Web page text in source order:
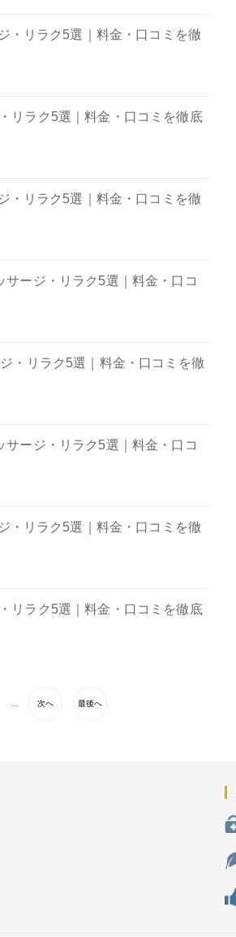
・リラク5選｜料金・口コミを徹
リラク5選｜料金・口コミを徹底
・リラク5選｜料金・口コミを徹
サージ・リラク5選｜料金・口コ
・リラク5選｜料金・口コミを徹
サージ・リラク5選｜料金・口コ
・リラク5選｜料金・口コミを徹
リラク5選｜料金・口コミを徹底
次へ 最後へ